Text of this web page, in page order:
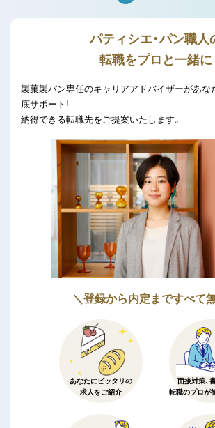
パティシエ・パン職人
転職をプロと一緒に
製菓製パン専任のキャリアアドバイザーがあな
底サポート!
納得できる転職先をご提案いたします。
＼登録から内定まですべて
あなたにピッタリの
求人をご紹介
面接対策、
転職のプロが